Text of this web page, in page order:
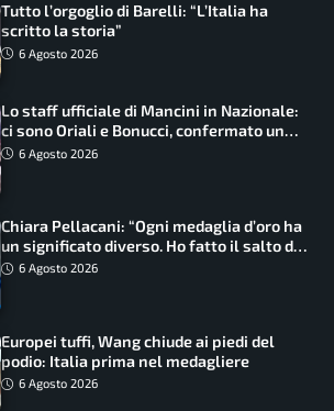
Tutto l’orgoglio di Barelli: “L’Italia ha
scritto la storia”
6 Agosto 2026
Lo staff ufficiale di Mancini in Nazionale:
ci sono Oriali e Bonucci, confermato un
ritorno
6 Agosto 2026
Chiara Pellacani: “Ogni medaglia d’oro ha
un significato diverso. Ho fatto il salto di
qualità”
6 Agosto 2026
Europei tuffi, Wang chiude ai piedi del
podio: Italia prima nel medagliere
6 Agosto 2026